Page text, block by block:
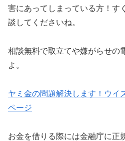
害にあってしまっている方！す
談してくださいね。
相談無料で取立てや嫌がらせの
よ。
ヤミ金の問題解決します！ウイ
ページ
お金を借りる際には金融庁に正